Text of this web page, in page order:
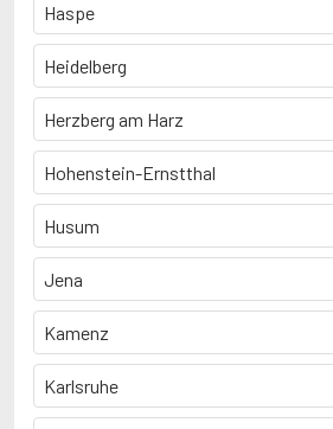
Haspe
Heidelberg
Herzberg am Harz
Hohenstein-Ernstthal
Husum
Jena
Kamenz
Karlsruhe